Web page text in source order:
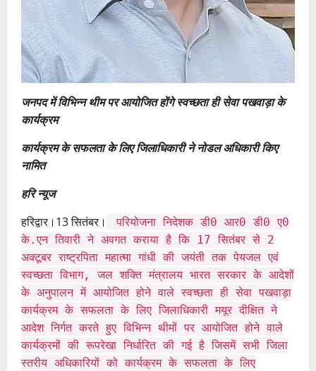
जनपद में विभिन्न थीम पर आयोजित होंगे स्वच्छता ही सेवा पखवाड़ा के
कार्यक्रम
कार्यक्रम के सफलता के लिए जिलाधिकारी ने नोडल अधिकारी किए
नामित
हरि न्यूज
हरिद्वार।13 सितंबर।
परियोजना निदेशक डी0 आर0 डी0 ए0
के.एन तिवारी ने अवगत कराया है कि 17 सितंबर से 2
अक्टूबर राष्ट्रपिता महात्मा गांधी की जयंती तक पेयजल एवं
स्वच्छता विभाग, जल शक्ति मंत्रालय भारत सरकार के आदेशों
के अनुपालन में आयोजित होने वाले स्वच्छता ही सेवा पखवाड़ा
कार्यक्रम के सफलता के लिए जिलाधिकारी मयूर दीक्षित ने
आदेश निर्गत करते हुए विभिन्न थीमों पर आयोजित होने वाले
कार्यक्रमों की रूपरेखा निर्धारित की गई है जिसमें सभी जिला
स्तरीय अधिकारियों को कार्यक्रम के सफलता के लिए